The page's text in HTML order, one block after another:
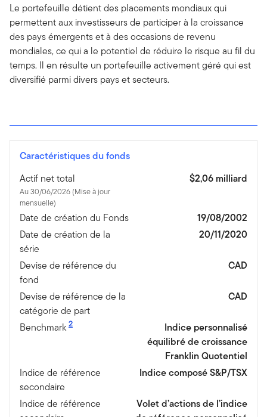
Le portefeuille détient des placements mondiaux qui
permettent aux investisseurs de participer à la croissance
des pays émergents et à des occasions de revenu
mondiales, ce qui a le potentiel de réduire le risque au fil du
temps. Il en résulte un portefeuille activement géré qui est
diversifié parmi divers pays et secteurs.
Caractéristiques du fonds
Actif net total
Au 30/06/2026 (Mise à jour
mensuelle)
$2,06 milliard
Date de création du Fonds
19/08/2002
Date de création de la
série
20/11/2020
Devise de référence du
fond
CAD
Devise de référence de la
catégorie de part
CAD
Benchmark 2
Indice personnalisé
équilibré de croissance
Franklin Quotentiel
Indice de référence
secondaire
Indice composé S&P/TSX
Indice de référence
Volet d’actions de l’indice